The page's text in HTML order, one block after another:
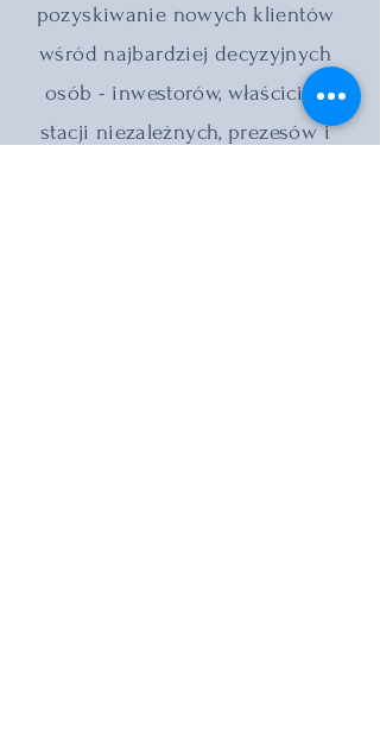
pozyskiwanie nowych klientów
wśród najbardziej decyzyjnych
osób - inwestorów, właścicieli
stacji niezależnych, prezesów i